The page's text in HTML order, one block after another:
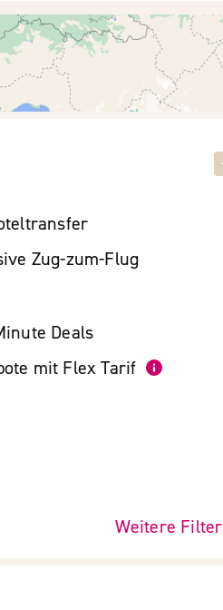
Zug-zum-Flug
Deals
mit Flex Tarif
Weitere Filter